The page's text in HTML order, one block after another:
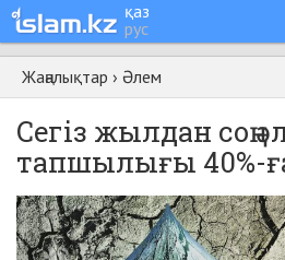
қаз
рус
Жаңалықтар › Әлем
Сегіз жылдан соң
тапшылығы 40%-